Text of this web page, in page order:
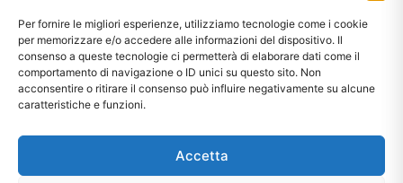
Per fornire le migliori esperienze, utilizziamo tecnologie come i cookie
per memorizzare e/o accedere alle informazioni del dispositivo. Il
consenso a queste tecnologie ci permetterà di elaborare dati come il
comportamento di navigazione o ID unici su questo sito. Non
acconsentire o ritirare il consenso può influire negativamente su alcune
caratteristiche e funzioni.
Accetta
Copyright 2025 - Giallo Sun sas di Sandonà Alessandro & C. | Via Roma 106,
35010 Massanzago PD | P.Iva: 03885160287
Sito web realizzato daOrezero Digital Agency